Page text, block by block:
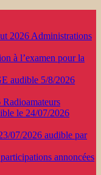
2026 Administrations
à l’examen pour la
audible 5/8/2026
Radioamateurs
le 24/07/2026
07/2026 audible par
annoncées